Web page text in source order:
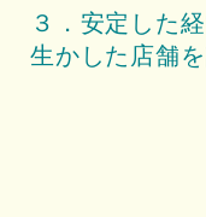
３．安定した
生かした店舗